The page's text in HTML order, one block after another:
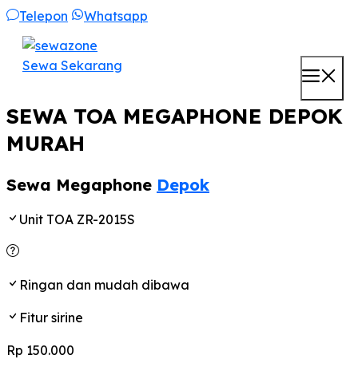
Skip
content
Telepon Whatsapp
Sewa Sekarang
SEWA TOA MEGAPHONE DEPOK
MURAH
Sewa Megaphone Depok
Unit TOA ZR-2015S
Ringan dan mudah dibawa
Fitur sirine
Rp 150.000